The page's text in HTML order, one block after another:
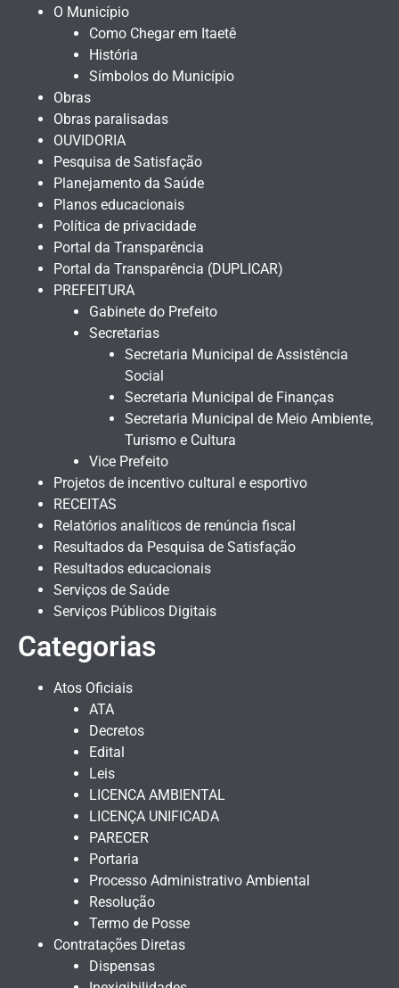
O Município
Como Chegar em Itaetê
História
Símbolos do Município
Obras
Obras paralisadas
OUVIDORIA
Pesquisa de Satisfação
Planejamento da Saúde
Planos educacionais
Política de privacidade
Portal da Transparência
Portal da Transparência (DUPLICAR)
PREFEITURA
Gabinete do Prefeito
Secretarias
Secretaria Municipal de Assistência
Social
Secretaria Municipal de Finanças
Secretaria Municipal de Meio Ambiente,
Turismo e Cultura
Vice Prefeito
Projetos de incentivo cultural e esportivo
RECEITAS
Relatórios analíticos de renúncia fiscal
Resultados da Pesquisa de Satisfação
Resultados educacionais
Serviços de Saúde
Serviços Públicos Digitais
Categorias
Atos Oficiais
ATA
Decretos
Edital
Leis
LICENCA AMBIENTAL
LICENÇA UNIFICADA
PARECER
Portaria
Processo Administrativo Ambiental
Resolução
Termo de Posse
Contratações Diretas
Dispensas